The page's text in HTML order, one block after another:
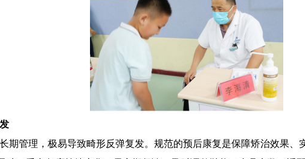
期管理，极易导致畸形反弹复发。规范的预后康复是保障矫治效果、